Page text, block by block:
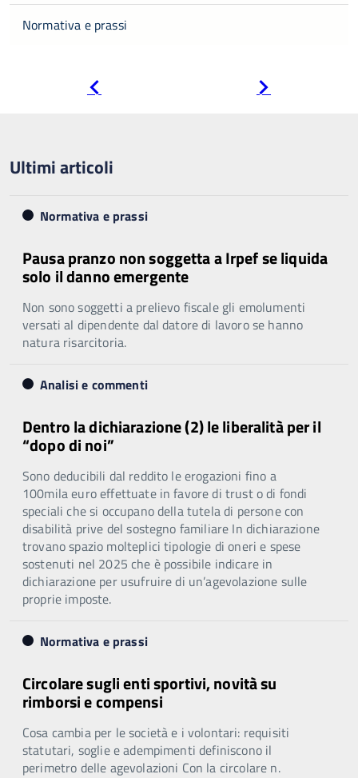
Normativa e prassi
Ultimi articoli
Normativa e prassi
Pausa pranzo non soggetta a Irpef se liquida
solo il danno emergente
Non sono soggetti a prelievo fiscale gli emolumenti
versati al dipendente dal datore di lavoro se hanno
natura risarcitoria.
Analisi e commenti
Dentro la dichiarazione (2) le liberalità per il
“dopo di noi”
Sono deducibili dal reddito le erogazioni fino a
100mila euro effettuate in favore di trust o di fondi
speciali che si occupano della tutela di persone con
disabilità prive del sostegno familiare In dichiarazione
trovano spazio molteplici tipologie di oneri e spese
sostenuti nel 2025 che è possibile indicare in
dichiarazione per usufruire di un’agevolazione sulle
proprie imposte.
Normativa e prassi
Circolare sugli enti sportivi, novità su
rimborsi e compensi
Cosa cambia per le società e i volontari: requisiti
statutari, soglie e adempimenti definiscono il
perimetro delle agevolazioni Con la circolare n.